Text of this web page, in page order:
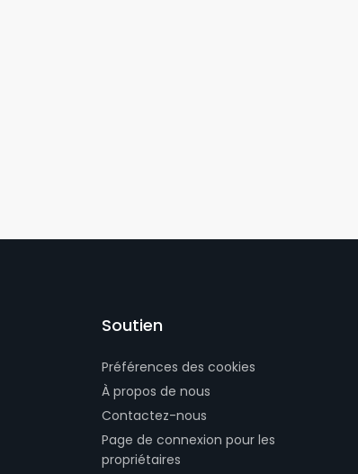
Soutien
Préférences des cookies
À propos de nous
Contactez-nous
Page de connexion pour les
propriétaires